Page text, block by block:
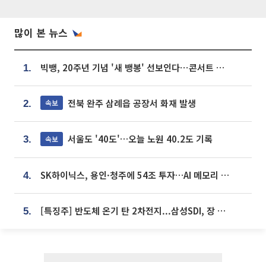
많이 본 뉴스
1. 빅뱅, 20주년 기념 '새 뱅봉' 선보인다⋯콘서트 앞두고 팝업 개최
2. 속보 전북 완주 삼례읍 공장서 화재 발생
3. 속보 서울도 '40도'…오늘 노원 40.2도 기록
4. SK하이닉스, 용인·청주에 54조 투자…AI 메모리 생산기지 키운다
5. [특징주] 반도체 온기 탄 2차전지...삼성SDI, 장 초반 7% 넘게 껑충